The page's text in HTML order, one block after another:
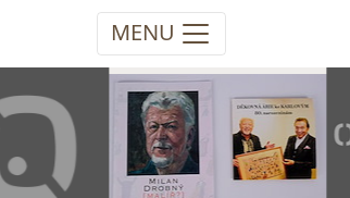
MENU